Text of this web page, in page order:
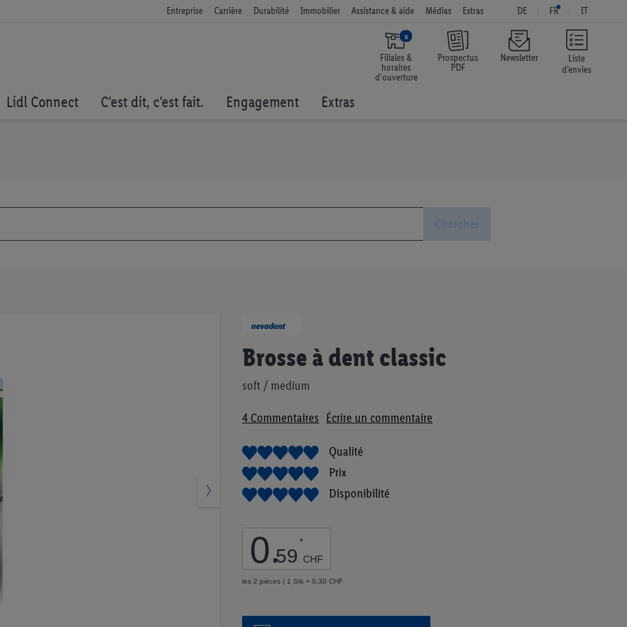
Liste
d’envies
Entreprise Carrière Durabilité Immobilier Assistance & aide Médias Extras DE FR IT
x
Filiales &
horaires
d'ouverture
Prospectus
PDF
Newsletter
Lidl Connect C'est dit, c'est fait. Engagement Extras
Brosse à dent classic
soft / medium
4 Commentaires Écrire un commentaire
Qualité
Prix
Disponibilité
0.59
*
CHF
les 2 pièces | 1 Stk = 0,30 CHF
début
Galerie